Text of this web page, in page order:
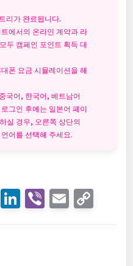
리가 완료됩니다.
에서의 온라인 계약과 라
두 캠페인 포인트 획득 대
폰 요금 시뮬레이션을 해
국어, 한국어, 베트남어
그인 후에는 일본어 페이
실 경우, 오른쪽 상단의
어를 선택해 주세요.
Si Li Vi E